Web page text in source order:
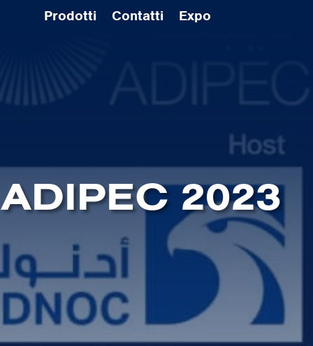
Prodotti Contatti Expo
ADIPEC 2023